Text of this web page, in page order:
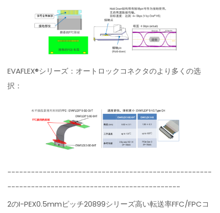
EVAFLEX®シリーズ：オートロックコネクタのより多くの选
択：
----------------------------------------------------
--------------------------------------------
2のI-PEX0.5mmピッチ20899シリーズ高い転送率FFC/FPCコ